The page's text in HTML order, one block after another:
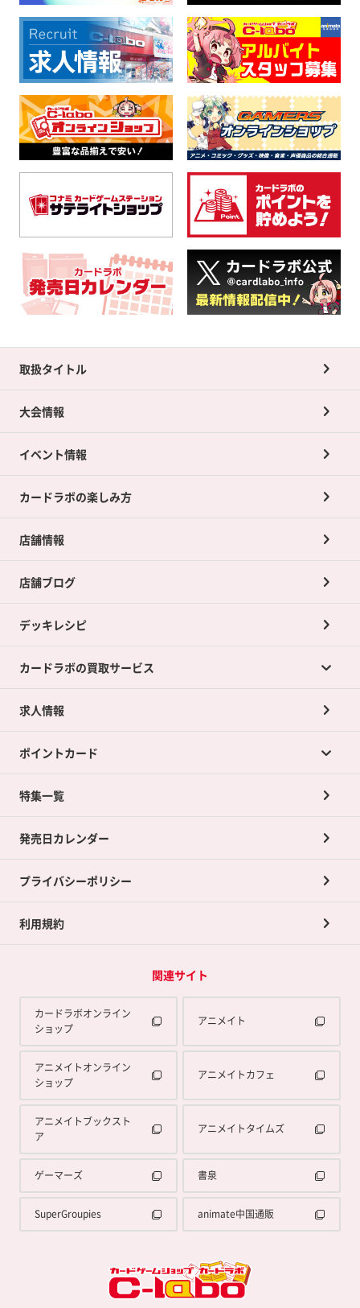
取扱タイトル
大会情報
イベント情報
カードラボの楽しみ方
店舗情報
店舗ブログ
デッキレシピ
カードラボの買取サービス
カードラボの買取サービスTOP
店舗買取について
ネット買取について
買取承諾書について
求人情報
ポイントカード
ポイントカードTOP
ポイント交換景品
特集一覧
発売日カレンダー
プライバシーポリシー
利用規約
関連サイト
カードラボオンライン
ショップ
アニメイト
アニメイトオンライン
ショップ
アニメイトカフェ
アニメイトブックスト
ア
アニメイトタイムズ
ゲーマーズ 書泉
SuperGroupies animate中国通販